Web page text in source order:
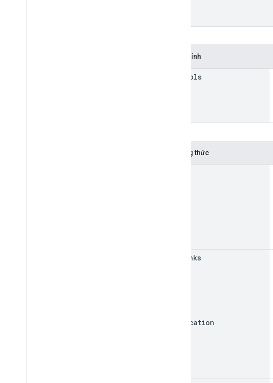
Thuộc tính
controls
Phương thức
Links
Location